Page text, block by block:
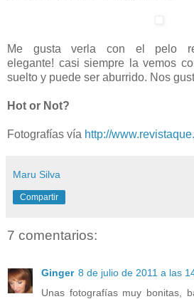
Me gusta verla con el pelo
elegante! casi siempre la vemos
suelto y puede ser aburrido. Nos
Hot or Not?
Fotografías vía http://
Maru Silva
Compartir
7 comentarios:
Ginger 8 de julio de 2011 a las
Unas fotografías muy bonitas,